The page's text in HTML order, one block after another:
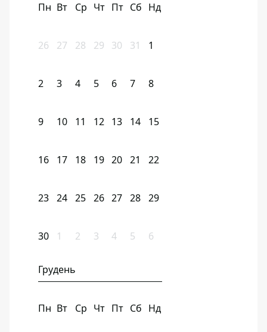
Пн Вт Ср Чт Пт Сб Нд
26 27 28 29 30 31 1
2 3 4 5 6 7 8
9 10 11 12 13 14 15
16 17 18 19 20 21 22
23 24 25 26 27 28 29
30 1 2 3 4 5 6
Грудень
Пн Вт Ср Чт Пт Сб Нд